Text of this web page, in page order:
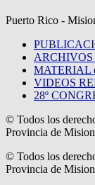
Puerto Rico -
ARCHIVOS
MATERIAL
VIDEOS
28º
© Todos los
Provincia de
© Todos los
Provincia de